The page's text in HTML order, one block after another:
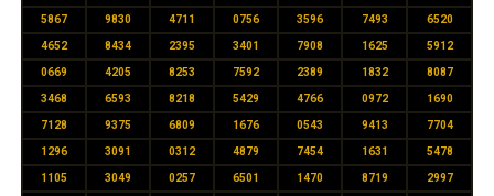
5867 9830 4711 0756 3596 7493 6520
4652 8434 2395 3401 7908 1625 5912
0669 4205 8253 7592 2389 1832 8087
3468 6593 8218 5429 4766 0972 1690
7128 9375 6809 1676 0543 9413 7704
1296 3091 0312 4879 7454 1631 5478
1105 3049 0257 6501 1470 8719 2997